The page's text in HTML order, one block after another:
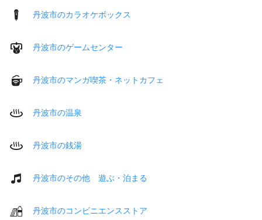
丹波市のカラオケボックス
丹波市のゲームセンター
丹波市のマンガ喫茶・ネットカフェ
丹波市の温泉
丹波市の銭湯
丹波市のその他 遊ぶ・泊まる
丹波市のコンビニエンスストア